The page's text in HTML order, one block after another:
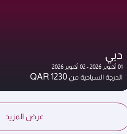
دبي
01 أكتوبر 2026 - 02 أكتوبر 2026
الدرجة السياحية من QAR 1230
عرض المزيد